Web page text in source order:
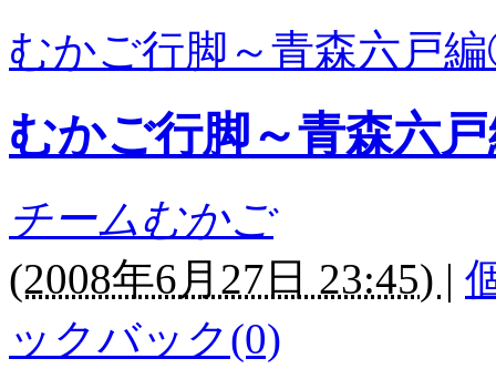
むかご行脚～青森六戸
むかご行脚～青森六
チームむかご
(2008年6月27日 23:45) |
ックバック(0)